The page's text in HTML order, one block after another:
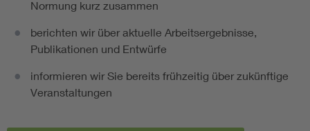
Normung kurz zusammen
berichten wir über aktuelle Arbeitsergebnisse,
Publikationen und Entwürfe
informieren wir Sie bereits frühzeitig über zukünftige
Veranstaltungen